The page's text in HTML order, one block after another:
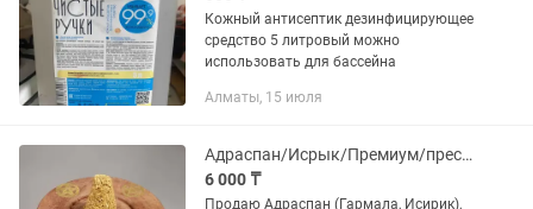
Кожный антисептик дезинфицирующее
средство 5 литровый можно
использовать для бассейна
Алматы, 15 июля
Адраспан/Исрык/Премиум/прессованный/благовоние/подставка/оздоровительный
6 000 ₸
Продаю Адраспан (Гармала, Исирик),